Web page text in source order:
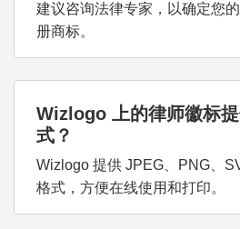
建议咨询法律专家，以确定您
册商标。
Wizlogo 上的律师徽标
式？
Wizlogo 提供 JPEG、PNG、
格式，方便在线使用和打印。